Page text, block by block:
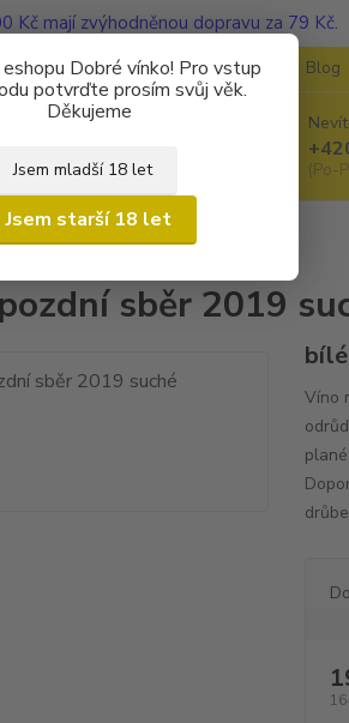
Kč mají zvýhodněnou dopravu za 79 Kč.
Dobré vínko! Pro vstup
potvrďte prosím svůj věk.
Děkujeme
Jsem mladší 18 let
Jsem starší 18 let
Ochrana soukromí O vinařstvích Blog
(Po-
pozdní sběr 2019 suché
sběr 2019
Víno